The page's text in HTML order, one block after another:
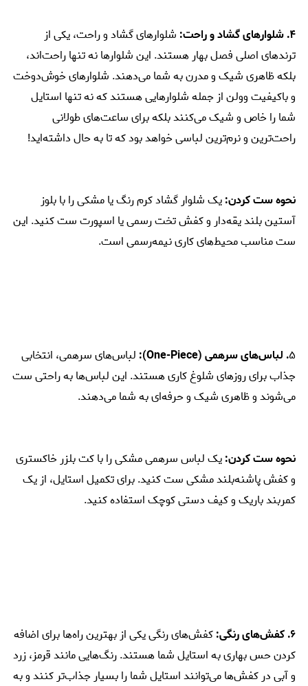
۴. شلوارهای گشاد و راحت:
شلوارهای گشاد و راحت، یکی از
ترندهای اصلی فصل بهار هستند. این شلوارها نه تنها راحت‌اند،
بلکه ظاهری شیک و مدرن به شما می‌دهند. شلوارهای خوش‌دوخت
و باکیفیت وولن از جمله شلوارهایی هستند که نه تنها استایل
شما را خاص و شیک می‌کنند بلکه برای ساعت‌های طولانی
راحت‌ترین و نرم‌ترین لباسی خواهد بود که تا به حال داشته‌اید!
نحوه ست کردن:یک شلوار گشاد کرم رنگ یا مشکی را با بلوز
آستین بلند یقه‌دار و کفش تخت رسمی یا اسپورت ست کنید. این
ست مناسب محیط‌های کاری نیمه‌رسمی است.
۵. لباس‌های سرهمی (One-Piece):
لباس‌های سرهمی، انتخابی
جذاب برای روزهای شلوغ کاری هستند. این لباس‌ها به راحتی ست
می‌شوند و ظاهری شیک و حرفه‌ای به شما می‌دهند.
نحوه ست کردن:یک لباس سرهمی مشکی را با کت بلزر خاکستری
و کفش پاشنه‌بلند مشکی ست کنید. برای تکمیل استایل، از یک
کمربند باریک و کیف دستی کوچک استفاده کنید.
۶. کفش‌های رنگی:
کفش‌های رنگی یکی از بهترین راه‌ها برای اضافه
کردن حس بهاری به استایل شما هستند. رنگ‌هایی مانند قرمز، زرد
و آبی در کفش‌ها می‌توانند استایل شما را بسیار جذاب‌تر کنند و به